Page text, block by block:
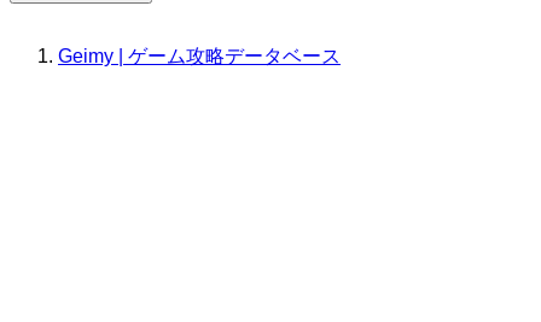
Geimy | ゲーム攻略データベース